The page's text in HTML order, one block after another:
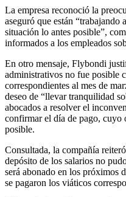
La empresa reconoció la
aseguró que están “trabajando
situación lo antes posible”,
informados a los empleados
En otro mensaje, Flybondi
administrativos no fue posible
correspondientes al mes de
deseo de “llevar tranquilidad
abocados a resolver el
confirmar el día de pago, cuyo
posible.
Consultada, la compañía
depósito de los salarios no
será abonado en los próximos
se pagaron los viáticos